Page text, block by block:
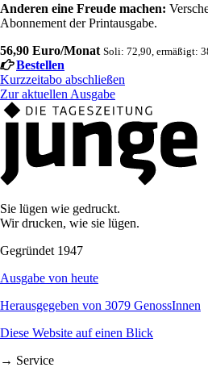
Anderen eine Freude machen:
Abonnement der Printausgabe.
56,90 Euro/Monat Soli: 72,90, ermäßigt:
Bestellen
Kurzzeitabo abschließen
Zur aktuellen Ausgabe
Sie lügen wie gedruckt.
Wir drucken, wie sie lügen.
Gegründet 1947
Ausgabe von heute
Herausgegeben von 3079 GenossInnen
Diese Website auf einen Blick
→ Service